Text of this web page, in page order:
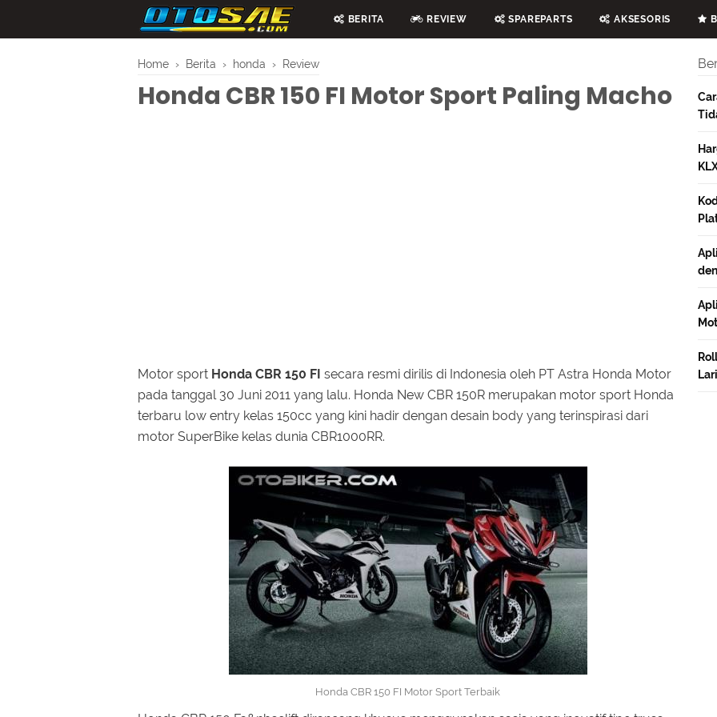
BERITA REVIEW SPAREPARTS AKSESORIS
Home › Berita › honda › Review
Honda CBR 150 FI Motor Sport Paling Macho
Motor sport Honda CBR 150 FI secara resmi dirilis di Indonesia oleh PT Astra Honda Motor
pada tanggal 30 Juni 2011 yang lalu. Honda New CBR 150R merupakan motor sport Honda
terbaru low entry kelas 150cc yang kini hadir dengan desain body yang terinspirasi dari
motor SuperBike kelas dunia CBR1000RR.
Honda CBR 150 FI Motor Sport Terbaik